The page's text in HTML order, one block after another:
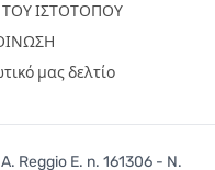
ΙΣΤΟΤΟΠΟΥ
μας δελτίο
Reggio E. n. 161306 - N.